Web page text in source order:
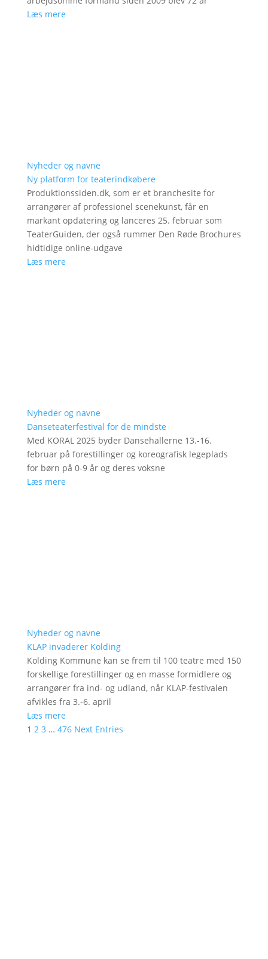
Læs mere
Nyheder og navne
Ny platform for teaterindkøbere
Produktionssiden.dk, som er et branchesite for
arrangører af professionel scenekunst, får en
markant opdatering og lanceres 25. februar som
TeaterGuiden, der også rummer Den Røde Brochures
hidtidige online-udgave
Læs mere
Nyheder og navne
Danseteaterfestival for de mindste
Med KORAL 2025 byder Dansehallerne 13.-16.
februar på forestillinger og koreografisk legeplads
for børn på 0-9 år og deres voksne
Læs mere
Nyheder og navne
KLAP invaderer Kolding
Kolding Kommune kan se frem til 100 teatre med 150
forskellige forestillinger og en masse formidlere og
arrangører fra ind- og udland, når KLAP-festivalen
afvikles fra 3.-6. april
Læs mere
1 2 3 … 476 Next Entries